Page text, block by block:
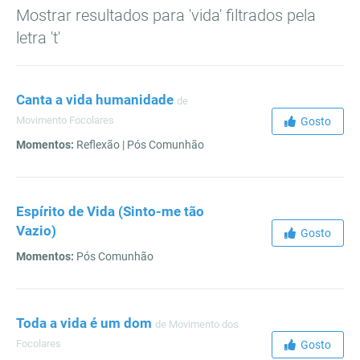
Mostrar resultados para 'vida' filtrados pela
letra 't'
Canta a vida humanidade de
Movimento Focolares
Momentos: Reflexão | Pós Comunhão
Gosto
Espírito de Vida (Sinto-me tão
Vazio)
Momentos: Pós Comunhão
Gosto
Toda a vida é um dom de Movimento dos
Focolares
Gosto